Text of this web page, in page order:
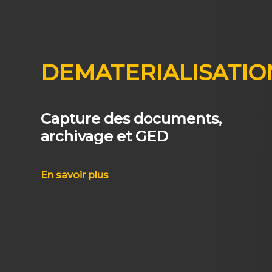
Capture des documents,
archivage et GED
En savoir plus